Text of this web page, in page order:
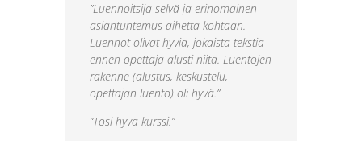
”Luennoitsija selvä ja erinomainen
asiantuntemus aihetta kohtaan.
Luennot olivat hyviä, jokaista tekstiä
ennen opettaja alusti niitä. Luentojen
rakenne (alustus, keskustelu,
opettajan luento) oli hyvä.”
“Tosi hyvä kurssi.”